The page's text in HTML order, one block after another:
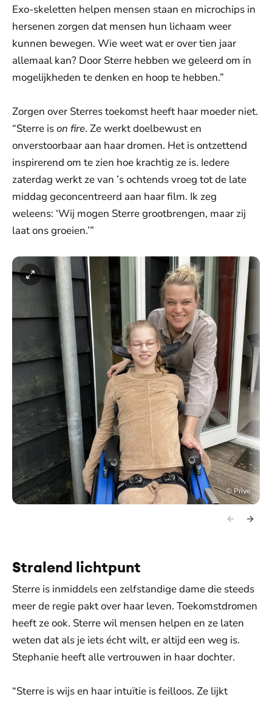
Exo-skeletten helpen mensen staan en microchips in
hersenen zorgen dat mensen hun lichaam weer
kunnen bewegen. Wie weet wat er over tien jaar
allemaal kan? Door Sterre hebben we geleerd om in
mogelijkheden te denken en hoop te hebben.”
Zorgen over Sterres toekomst heeft haar moeder niet.
“Sterre ison fire. Ze werkt doelbewust en
onverstoorbaar aan haar dromen. Het is ontzettend
inspirerend om te zien hoe krachtig ze is. Iedere
zaterdag werkt ze van ’s ochtends vroeg tot de late
middag geconcentreerd aan haar film. Ik zeg
weleens: ‘Wij mogen Sterre grootbrengen, maar zij
laat ons groeien.’”
©Prive
Stralend lichtpunt
Sterre is inmiddels een zelfstandige dame die steeds
meer de regie pakt over haar leven. Toekomstdromen
heeft ze ook. Sterre wil mensen helpen en ze laten
weten dat als je iets écht wilt, er altijd een weg is.
Stephanie heeft alle vertrouwen in haar dochter.
“Sterre is wijs en haar intuïtie is feilloos. Ze lijkt